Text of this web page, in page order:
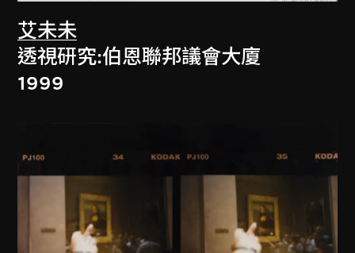
艾未未
透視研究:伯恩聯邦議會大廈
1999